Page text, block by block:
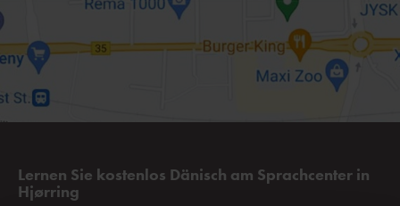
Lernen Sie kostenlos Dänisch am Sprachcenter in
Hjørring